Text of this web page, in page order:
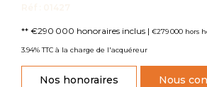
** €290 000 honoraires inclus | €279 000 hors
3.94% TTC à la charge de l'acquéreur
Nos honoraires Nous